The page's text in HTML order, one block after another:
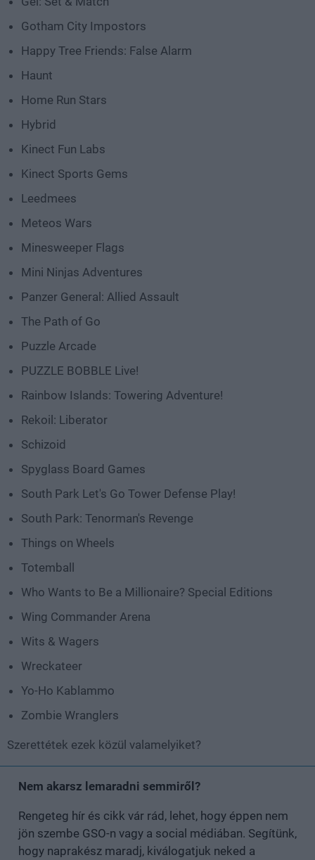
Gotham City Impostors
Happy Tree Friends: False Alarm
Haunt
Home Run Stars
Hybrid
Kinect Fun Labs
Kinect Sports Gems
Leedmees
Meteos Wars
Minesweeper Flags
Mini Ninjas Adventures
Panzer General: Allied Assault
The Path of Go
Puzzle Arcade
PUZZLE BOBBLE Live!
Rainbow Islands: Towering Adventure!
Rekoil: Liberator
Schizoid
Spyglass Board Games
South Park Let's Go Tower Defense Play!
South Park: Tenorman's Revenge
Things on Wheels
Totemball
Who Wants to Be a Millionaire? Special Editions
Wing Commander Arena
Wits & Wagers
Wreckateer
Yo-Ho Kablammo
Zombie Wranglers
Szerettétek ezek közül valamelyiket?
Nem akarsz lemaradni semmiről?
Rengeteg hír és cikk vár rád, lehet, hogy éppen nem
jön szembe GSO-n vagy a social médiában. Segítünk,
hogy naprakész maradj, kiválogatjuk neked a